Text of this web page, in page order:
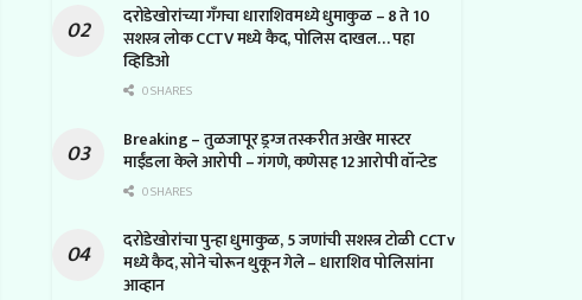
दरोडेखोरांच्या गँगचा धाराशिवमध्ये धुमाकुळ – 8 ते 10
सशस्त्र लोक CCTV मध्ये कैद, पोलिस दाखल… पहा
व्हिडिओ
0 SHARES
Breaking – तुळजापूर ड्रग्ज तस्करीत अखेर मास्टर
माईंडला केले आरोपी – गंगणे, कणेसह 12 आरोपी वॉन्टेड
0 SHARES
दरोडेखोरांचा पुन्हा धुमाकुळ, 5 जणांची सशस्त्र टोळी CCTv
मध्ये कैद, सोने चोरून थुकून गेले – धाराशिव पोलिसांना
आव्हान